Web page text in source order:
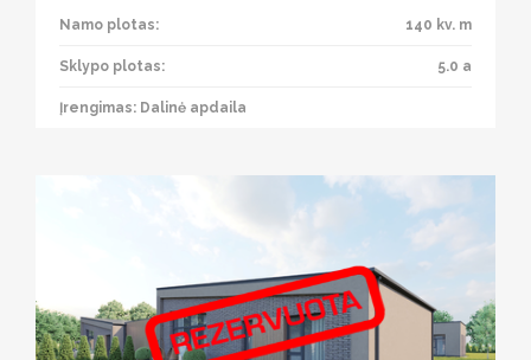
Namo plotas: 140 kv. m
Sklypo plotas: 5.0 a
Įrengimas: Dalinė apdaila